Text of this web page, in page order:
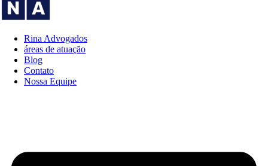
Rina Advogados
áreas de atuação
Blog
Contato
Nossa Equipe